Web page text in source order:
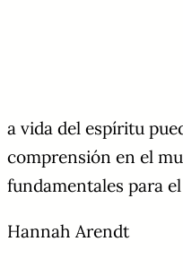
a vida del espíritu
comprensión en el
fundamentales para
Hannah Arendt